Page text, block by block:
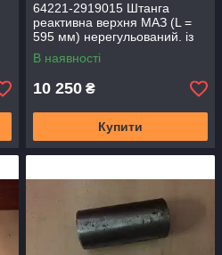
64221-2919015 Штанга
реактивна верхня МАЗ (L =
595 мм) нерегульований. із
сайлент.
В наявності
10 250 ₴
Купити